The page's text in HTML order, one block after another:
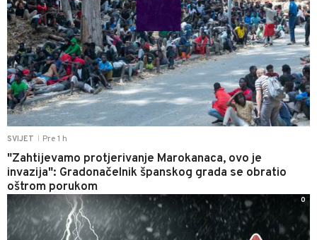
SVIJET Pre 1 h
"Zahtijevamo protjerivanje Marokanaca, ovo je
invazija": Gradonačelnik španskog grada se obratio
oštrom porukom
0